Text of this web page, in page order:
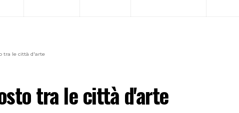
tra le città d'arte
tra le città d'arte